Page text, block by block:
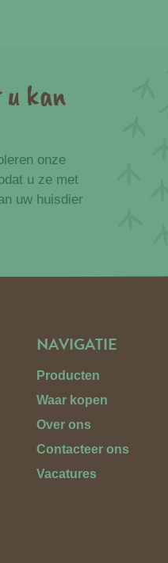
kan
onze
u ze met
uw huisdier
NAVIGATIE
Producten
Waar kopen
Over ons
Contacteer ons
Vacatures